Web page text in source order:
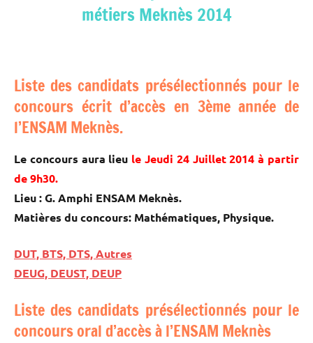
métiers Meknès 2014
Liste des candidats présélectionnés pour le
concours écrit d’accès en 3ème année de
l’ENSAM Meknès.
Le concours aura lieu le Jeudi 24 Juillet 2014 à partir
de 9h30.
Lieu : G. Amphi ENSAM Meknès.
Matières du concours: Mathématiques, Physique.
DUT, BTS, DTS, Autres
DEUG, DEUST, DEUP
Liste des candidats présélectionnés pour le
concours oral d’accès à l’ENSAM Meknès